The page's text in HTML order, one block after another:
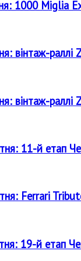
1000 Miglia
вінтаж-
вінтаж-
11-й етап
Ferrari
19-й етап